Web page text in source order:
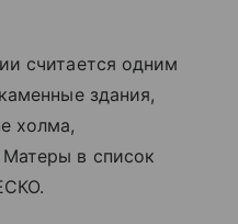
считается одним
здания,
холма,
в список